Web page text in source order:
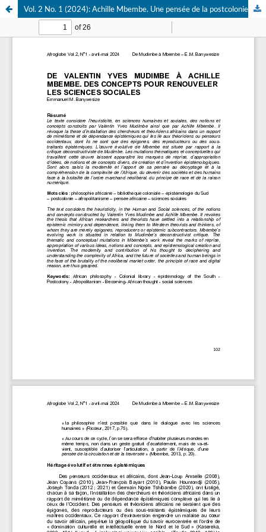
Vol. 2 No. 1 (2024): Achille Mbembe. Une pensée de la postcolonie sous la direction de Delphine Abadie & Ulrich Metende